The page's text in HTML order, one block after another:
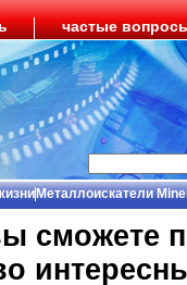
частые
Металлоискатели
сможете